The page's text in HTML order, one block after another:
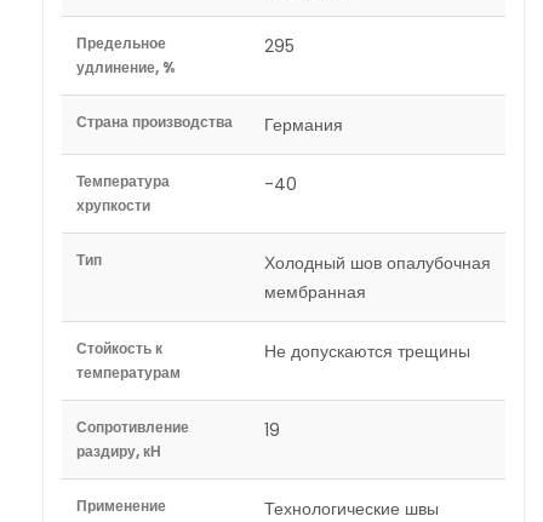
Предельное
удлинение, %
295
Страна производства Германия
Температура
хрупкости
-40
Тип
Холодный шов опалубочная
мембранная
Стойкость к
температурам
Не допускаются трещины
Сопротивление
раздиру, кН
19
Применение Технологические швы